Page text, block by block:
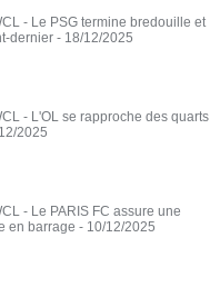
- Le PSG termine bredouille et
dernier - 18/12/2025
- L'OL se rapproche des quarts
2025
- Le PARIS FC assure une
en barrage - 10/12/2025